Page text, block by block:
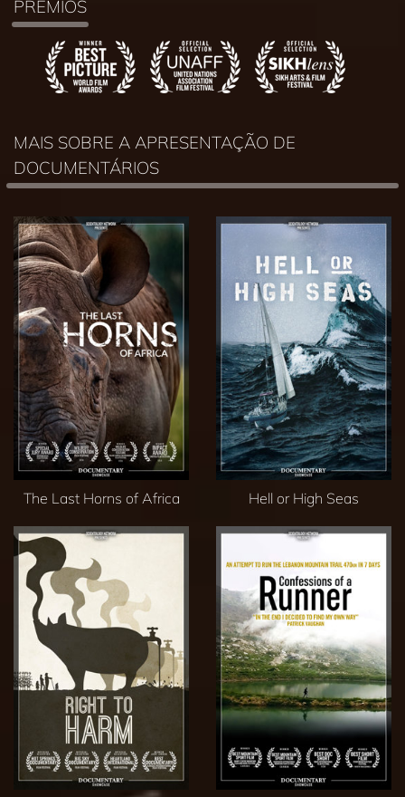
PRÉMIOS
MAIS SOBRE A APRESENTAÇÃO DE
DOCUMENTÁRIOS
The Last Horns of Africa Hell or High Seas